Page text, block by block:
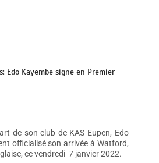
Edo Kayembe signe en Premier
de son club de KAS Eupen, Edo
officialisé son arrivée à Watford,
ce vendredi 7 janvier 2022.